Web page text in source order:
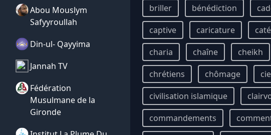
Abou Mouslym
Safyyroullah
Din-ul- Qayyima
Jannah TV
Fédération
Musulmane de la
Gironde
briller
bénédiction
captive
caricature
charia
chaîne cheikh
chrétiens
chômage
civilisation islamique
commandements